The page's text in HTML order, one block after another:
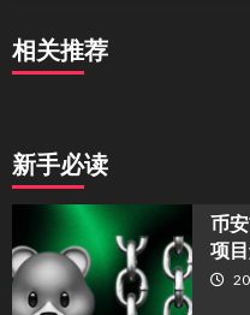
相关推荐
新手必读
币
项